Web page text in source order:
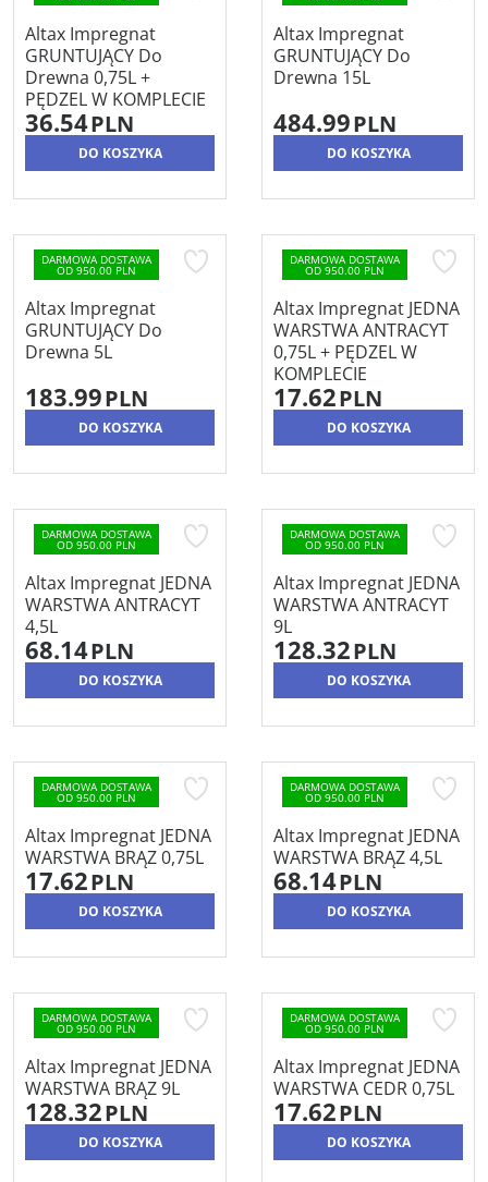
Altax Impregnat
GRUNTUJĄCY Do
Drewna 0,75L +
PĘDZEL W KOMPLECIE
36.54PLN
DO KOSZYKA
Altax Impregnat
GRUNTUJĄCY Do
Drewna 15L
484.99PLN
DO KOSZYKA
DARMOWA DOSTAWA
OD 950.00 PLN
Altax Impregnat
GRUNTUJĄCY Do
Drewna 5L
183.99PLN
DO KOSZYKA
DARMOWA DOSTAWA
OD 950.00 PLN
Altax Impregnat JEDNA
WARSTWA ANTRACYT
0,75L + PĘDZEL W
KOMPLECIE
17.62PLN
DO KOSZYKA
DARMOWA DOSTAWA
OD 950.00 PLN
Altax Impregnat JEDNA
WARSTWA ANTRACYT
4,5L
68.14PLN
DO KOSZYKA
DARMOWA DOSTAWA
OD 950.00 PLN
Altax Impregnat JEDNA
WARSTWA ANTRACYT
9L
128.32PLN
DO KOSZYKA
DARMOWA DOSTAWA
OD 950.00 PLN
Altax Impregnat JEDNA
WARSTWA BRĄZ 0,75L
17.62PLN
DO KOSZYKA
DARMOWA DOSTAWA
OD 950.00 PLN
Altax Impregnat JEDNA
WARSTWA BRĄZ 4,5L
68.14PLN
DO KOSZYKA
DARMOWA DOSTAWA
OD 950.00 PLN
Altax Impregnat JEDNA
WARSTWA BRĄZ 9L
128.32PLN
DO KOSZYKA
DARMOWA DOSTAWA
OD 950.00 PLN
Altax Impregnat JEDNA
WARSTWA CEDR 0,75L
17.62PLN
DO KOSZYKA